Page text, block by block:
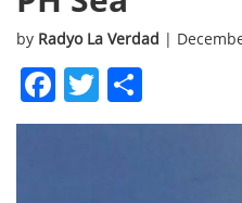
by Radyo La Verdad |
Facebook
Twitter